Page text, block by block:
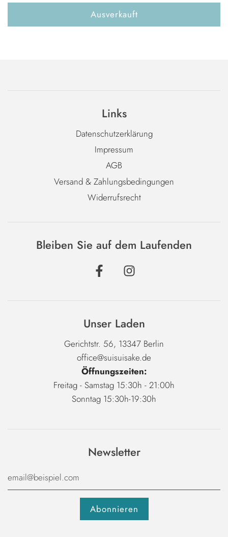
Ausverkauft
Links
Datenschutzerklärung
Impressum
AGB
Versand & Zahlungsbedingungen
Widerrufsrecht
Bleiben Sie auf dem Laufenden
Unser Laden
Gerichtstr. 56, 13347 Berlin
office@suisuisake.de
Öffnungszeiten:
Freitag - Samstag 15:30h - 21:00h
Sonntag 15:30h-19:30h
Newsletter